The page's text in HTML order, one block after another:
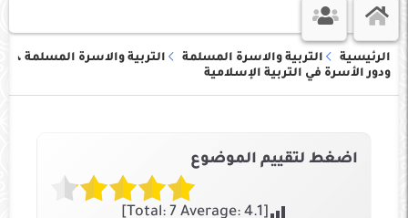
الرئيسية التربية والاسرة المسلمة
التربية والاسرة المسلمة ،
ودور الأسرة في التربية الإسلامية
اضغط لتقييم الموضوع
[Total:
7 Average: 4.1
]